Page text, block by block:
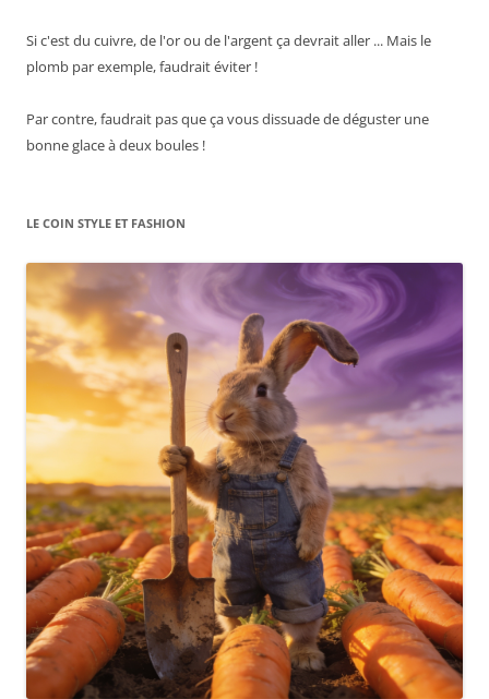
Si c'est du cuivre, de l'or ou de l'argent ça devrait aller ... Mais le
plomb par exemple, faudrait éviter !
Par contre, faudrait pas que ça vous dissuade de déguster une
bonne glace à deux boules !
LE COIN STYLE ET FASHION